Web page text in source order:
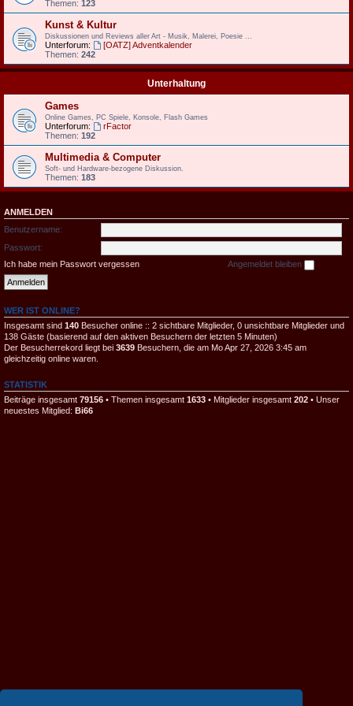
Themen: 123
Kunst & Kultur
Diskussionen und Reviews aller Art - Musik, Malerei, Poesie ...
Unterforum:
[OATZ] Adventkalender
Themen: 242
Unterhaltung
Games
Online Games, PC Spiele, Konsole, Flash Games
Unterforum:
rFactor
Themen: 192
Multimedia & Computer
Soft- und Hardware-bezogene Diskussion.
Themen: 183
ANMELDEN
Benutzername:
Passwort:
Ich habe mein Passwort vergessen
Angemeldet bleiben
WER IST ONLINE?
Insgesamt sind 140 Besucher online :: 2 sichtbare Mitglieder, 0 unsichtbare Mitglieder und
138 Gäste (basierend auf den aktiven Besuchern der letzten 5 Minuten)
Der Besucherrekord liegt bei 3639 Besuchern, die am Mo Apr 27, 2026 3:45 am
gleichzeitig online waren.
STATISTIK
Beiträge insgesamt 79156 • Themen insgesamt 1633 • Mitglieder insgesamt 202 • Unser
neuestes Mitglied: Bi66